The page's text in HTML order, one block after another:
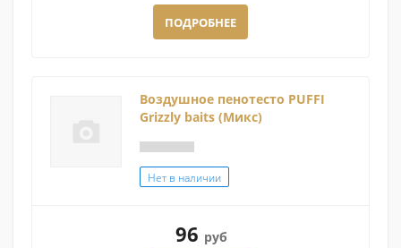
ПОДРОБНЕЕ
Воздушное пенотесто PUFFI
Grizzly baits (Микс)
Нет в наличии
96 руб